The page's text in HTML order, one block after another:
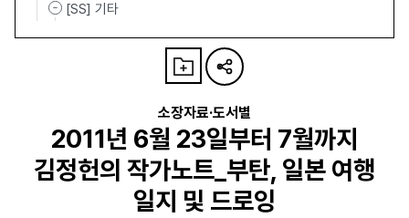
[SS] 기타
소장자료·도서별
2011년 6월 23일부터 7월까지
김정헌의 작가노트_부탄, 일본 여행
일지 및 드로잉